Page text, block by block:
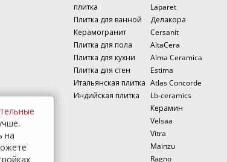
плитка
Плитка для ванной
Керамогранит
Плитка для пола
Плитка для кухни
Плитка для стен
Итальянская плитка
Индийская плитка
Laparet
Делакора
Cersanit
AltaCera
Alma Ceramica
Estima
Atlas Concorde
Lb-ceramics
Керамин
Velsaa
Vitra
Mainzu
Ragno
на